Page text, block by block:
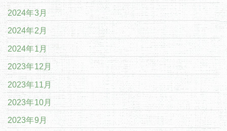
2024年3月
2024年2月
2024年1月
2023年12月
2023年11月
2023年10月
2023年9月